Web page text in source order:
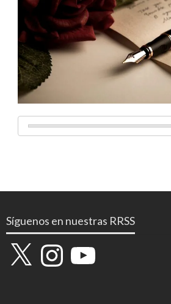
Síguenos en nuestras RRSS
X InstagramYouTube